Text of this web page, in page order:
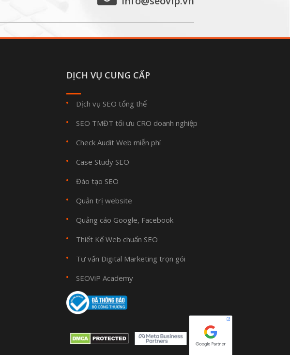
DỊCH VỤ CUNG CẤP
Dịch vụ SEO tổng thể
SEO TMĐT tối ưu CRO doanh nghiệp
Check Audit Web miễn phí
Case Study SEO
Đào tạo SEO
Quản trị website
Quảng cáo Google, Facebook
Thiết Kế Web chuẩn SEO
Tư vấn Digital Marketing trọn gói
SEOViP Academy